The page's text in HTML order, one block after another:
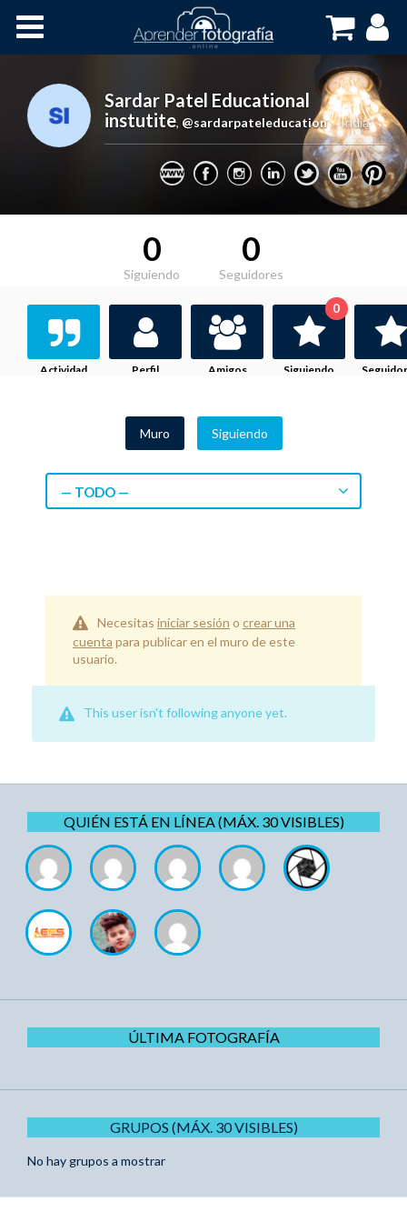
Cursos OnLine
Sardar Patel Educational
instutite, @sardarpateleducation India
0
Siguiendo
0
Seguidores
Actividad Perfil Amigos Siguiendo
0
Muro Siguiendo
— TODO —
Necesitas iniciar sesión o crear una
cuenta para publicar en el muro de este
usuario.
This user isn't following anyone yet.
QUIÉN ESTÁ EN LÍNEA (MÁX. 30 VISIBLES)
ÚLTIMA FOTOGRAFÍA
GRUPOS (MÁX. 30 VISIBLES)
No hay grupos a mostrar